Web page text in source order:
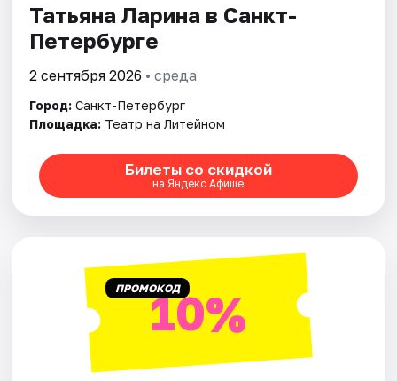
Площадки
Артисты
Татьяна Ларина в Санкт-
Петербурге
2 сентября 2026 • среда
Город: Санкт-Петербург
Площадка: Театр на Литейном
Билеты со скидкой
на Яндекс Афише
ПРОМОКОД10%